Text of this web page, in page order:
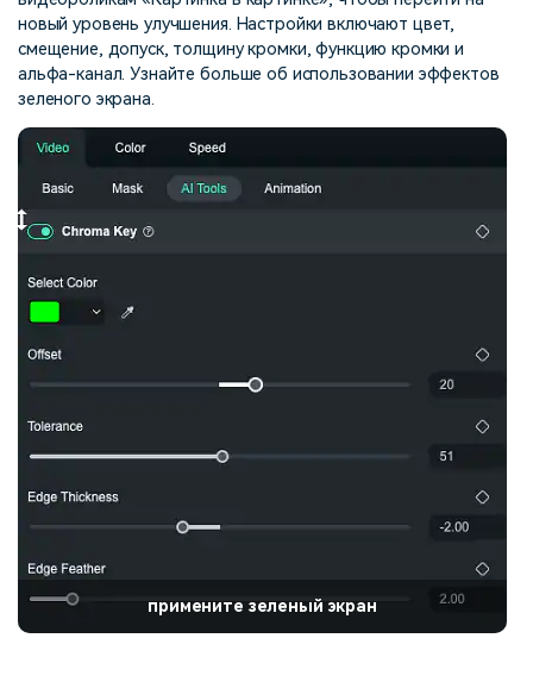
примените зеленый экран
новый уровень улучшения. Настройки включают цвет,
смещение, допуск, толщину кромки, функцию кромки и
альфа-канал. Узнайте больше об использовании эффектов
зеленого экрана.